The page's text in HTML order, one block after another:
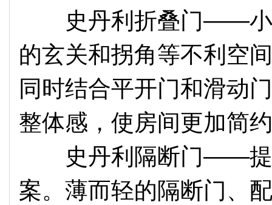
史丹利折叠门——小
的玄关和拐角等不利空
同时结合平开门和滑动
整体感，使房间更加简
史丹利隔断门——提
案。薄而轻的隔断门、